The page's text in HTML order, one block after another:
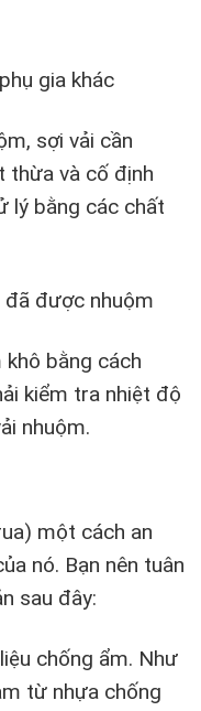
gia khác
sợi vải cần
thừa và cố định
lý bằng các chất
đã được nhuộm
khô bằng cách
kiểm tra nhiệt độ
nhuộm.
một cách an
nó. Bạn nên tuân
sau đây:
chống ẩm. Như
từ nhựa chống